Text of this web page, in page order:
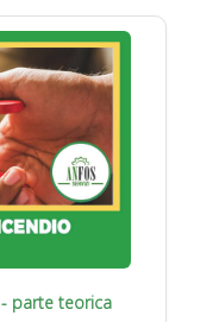
parte teorica